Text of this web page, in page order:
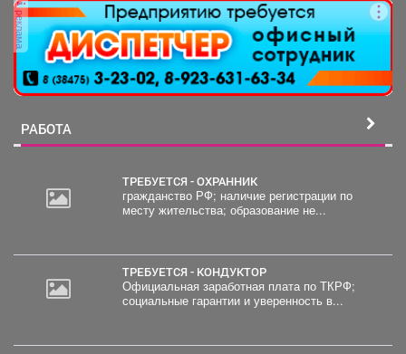
реклама
РАБОТА
ТРЕБУЕТСЯ - ОХРАННИК
гражданство РФ; наличие регистрации по
месту жительства; образование не...
ТРЕБУЕТСЯ - КОНДУКТОР
Официальная заработная плата по ТКРФ;
социальные гарантии и уверенность в...